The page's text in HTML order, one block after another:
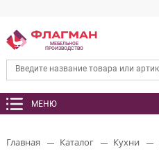
МЕБЕЛЬНОЕ
ПРОИЗВОДСТВО
МЕНЮ
Главная Каталог Кухни